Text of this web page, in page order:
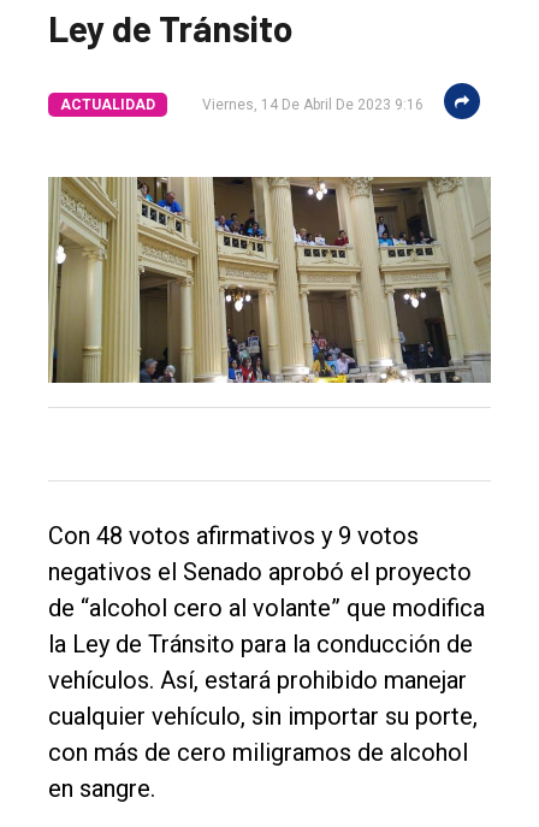
El
único
DIARIO
Balcarce
Int.
General
Política
Cultura
Entrevistas
Rural
Deportes
Ley de Tránsito
ACTUALIDAD Viernes, 14 De Abril De 2023 9:16
Con 48 votos afirmativos y 9 votos
negativos el Senado aprobó el proyecto
de “alcohol cero al volante” que modifica
la Ley de Tránsito para la conducción de
vehículos. Así, estará prohibido manejar
cualquier vehículo, sin importar su porte,
con más de cero miligramos de alcohol
en sangre.